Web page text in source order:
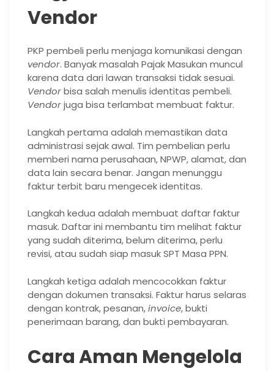
Vendor
PKP pembeli perlu menjaga komunikasi dengan
vendor. Banyak masalah Pajak Masukan muncul
karena data dari lawan transaksi tidak sesuai.
Vendorbisa salah menulis identitas pembeli.
Vendorjuga bisa terlambat membuat faktur.
Langkah pertama adalah memastikan data
administrasi sejak awal. Tim pembelian perlu
memberi nama perusahaan, NPWP, alamat, dan
data lain secara benar. Jangan menunggu
faktur terbit baru mengecek identitas.
Langkah kedua adalah membuat daftar faktur
masuk. Daftar ini membantu tim melihat faktur
yang sudah diterima, belum diterima, perlu
revisi, atau sudah siap masuk SPT Masa PPN.
Langkah ketiga adalah mencocokkan faktur
dengan dokumen transaksi. Faktur harus selaras
dengan kontrak, pesanan,invoice, bukti
penerimaan barang, dan bukti pembayaran.
Cara Aman Mengelola